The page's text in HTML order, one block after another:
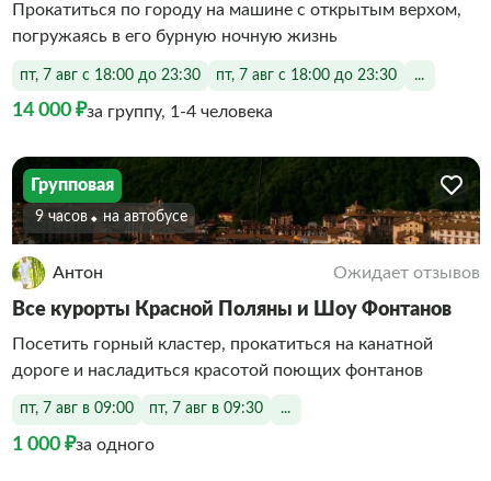
Прокатиться по городу на машине с открытым верхом,
погружаясь в его бурную ночную жизнь
пт, 7 авг с 18:00 до 23:30 пт, 7 авг с 18:00 до 23:30 ...
14 000 ₽за группу, 1-4 человека
Групповая
9 часов На автобусе
Антон Ожидает отзывов
Все курорты Красной Поляны и Шоу Фонтанов
Посетить горный кластер, прокатиться на канатной
дороге и насладиться красотой поющих фонтанов
пт, 7 авг в 09:00 пт, 7 авг в 09:30 ...
1 000 ₽за одного